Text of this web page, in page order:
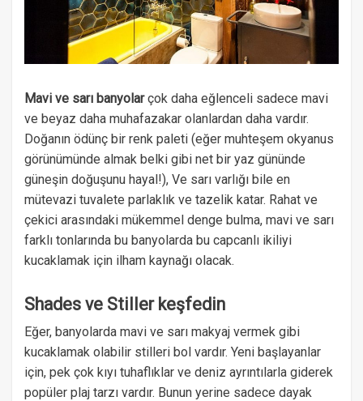
Mavi ve sarı banyolarçok daha eğlenceli sadece mavi
ve beyaz daha muhafazakar olanlardan daha vardır.
Doğanın ödünç bir renk paleti (eğer muhteşem okyanus
görünümünde almak belki gibi net bir yaz gününde
güneşin doğuşunu hayal!), Ve sarı varlığı bile en
mütevazi tuvalete parlaklık ve tazelik katar. Rahat ve
çekici arasındaki mükemmel denge bulma, mavi ve sarı
farklı tonlarında bu banyolarda bu capcanlı ikiliyi
kucaklamak için ilham kaynağı olacak.
Shades ve Stiller keşfedin
Eğer, banyolarda mavi ve sarı makyaj vermek gibi
kucaklamak olabilir stilleri bol vardır. Yeni başlayanlar
için, pek çok kıyı tuhaflıklar ve deniz ayrıntılarla giderek
popüler plaj tarzı vardır. Bunun yerine sadece dayak